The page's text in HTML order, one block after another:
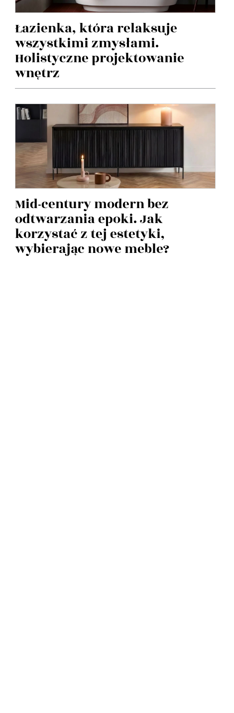
Łazienka, która relaksuje
wszystkimi zmysłami.
Holistyczne projektowanie
wnętrz
Mid-century modern bez
odtwarzania epoki. Jak
korzystać z tej estetyki,
wybierając nowe meble?